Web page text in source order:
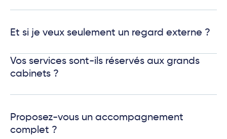
Et si je veux seulement un regard externe ?
Vos services sont-ils réservés aux grands
cabinets ?
Proposez-vous un accompagnement
complet ?